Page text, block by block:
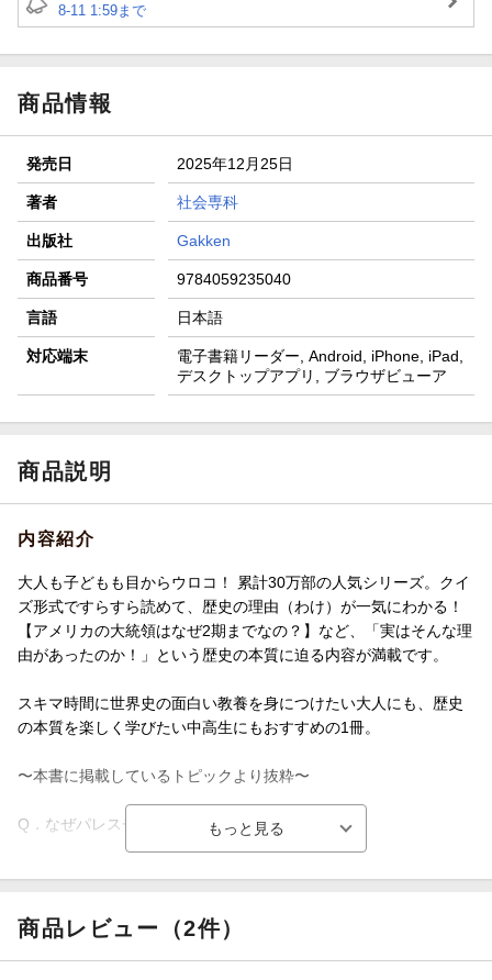
8-11 1:59まで
商品情報
発売日 2025年12月25日
著者 社会専科
出版社 Gakken
商品番号 9784059235040
言語 日本語
対応端末
電子書籍リーダー, Android, iPhone, iPad,
デスクトップアプリ, ブラウザビューア
商品説明
内容紹介
大人も子どもも目からウロコ！ 累計30万部の人気シリーズ。クイ
ズ形式ですらすら読めて、歴史の理由（わけ）が一気にわかる！
【アメリカの大統領はなぜ2期までなの？】など、「実はそんな理
由があったのか！」という歴史の本質に迫る内容が満載です。
スキマ時間に世界史の面白い教養を身につけたい大人にも、歴史
の本質を楽しく学びたい中高生にもおすすめの1冊。
〜本書に掲載しているトピックより抜粋〜
Q．なぜパレスチナ問題が起こったの？
Q．なぜ世界恐慌が起こったの？
商品レビュー（2件）